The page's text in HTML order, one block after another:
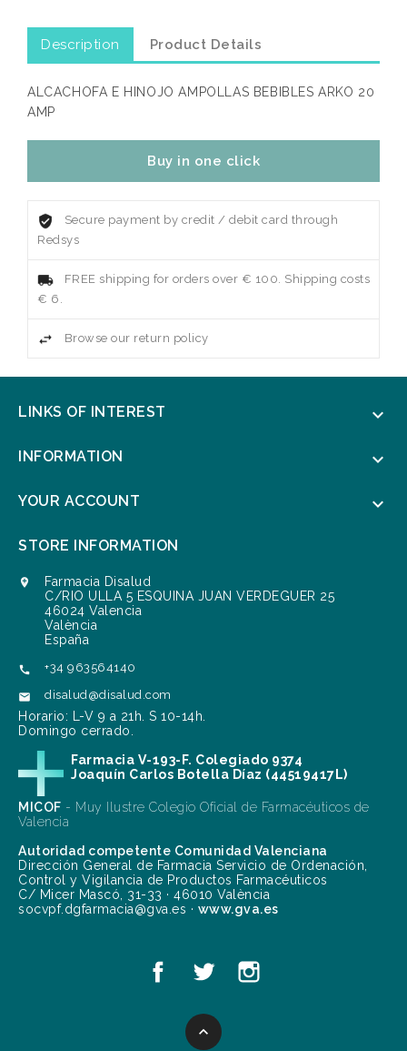
Description Product Details
ALCACHOFA E HINOJO AMPOLLAS BEBIBLES ARKO 20
AMP
Buy in one click
Secure payment by credit / debit card through
Redsys
FREE shipping for orders over € 100. Shipping costs
€ 6.
Browse our return policy
LINKS OF INTEREST 
INFORMATION 
YOUR ACCOUNT 
STORE INFORMATION

Farmacia Disalud
C/RIO ULLA 5 ESQUINA JUAN VERDEGUER 25
46024 Valencia
València
España
 +34 963564140
 disalud@disalud.com
Horario: L-V 9 a 21h. S 10-14h.
Domingo cerrado.
Farmacia V-193-F. Colegiado 9374
Joaquín Carlos Botella Díaz (44519417L)
MICOF - Muy Ilustre Colegio Oficial de Farmacéuticos de
Valencia
Autoridad competente Comunidad Valenciana
Dirección General de Farmacia Servicio de Ordenación,
Control y Vigilancia de Productos Farmacéuticos
C/ Micer Mascó, 31-33 · 46010 València
socvpf.dgfarmacia@gva.es · www.gva.es
